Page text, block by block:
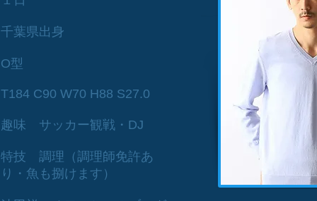
千葉県出身
O型
T184 C90 W70 H88 S27.0
趣味 サッカー観戦・DJ
特技 調理（調理師免許あ
り・魚も捌けます）